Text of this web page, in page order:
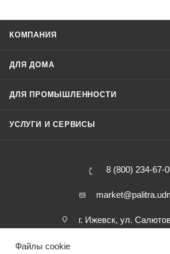
КОМПАНИЯ
ДЛЯ ДОМА
ДЛЯ ПРОМЫШЛЕННОСТИ
УСЛУГИ И СЕРВИСЫ
8 (800) 234-67-
г. Ижевск, ул.
Файлы cookie